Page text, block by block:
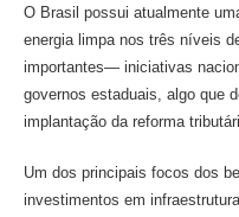
O Brasil possui atualmente
energia limpa nos três níveis
importantes— iniciativas
governos estaduais, algo que
implantação da reforma
Um dos principais focos dos
investimentos em